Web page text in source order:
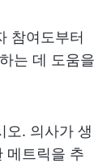
참여도부터
는 데 도움을
오. 의사가 생
메트릭을 추